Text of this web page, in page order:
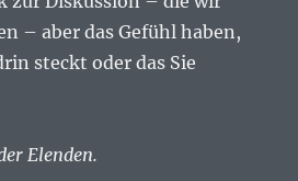
– aber das Gefühl haben,
steckt oder das Sie
Elenden.